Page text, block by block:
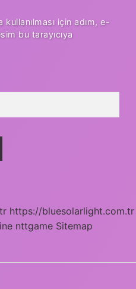
için adım, e-
bu tarayıcıya
https://bluesolarlight.com.tr
nttgame Sitemap